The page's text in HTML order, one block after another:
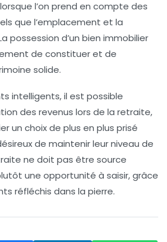
l’on prend en compte des
que l’emplacement et la
possession d’un bien immobilier
de constituer et de
solide.
intelligents, il est possible
des revenus lors de la retraite,
un choix de plus en plus prisé
de maintenir leur niveau de
ne doit pas être source
une opportunité à saisir, grâce
réfléchis dans la pierre.